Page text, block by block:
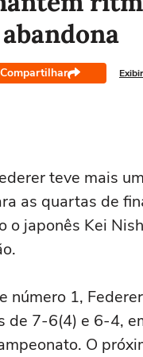
Compartilhar
teve mais
as quartas de
o japonês Kei
número 1,
de 7-6(4) e 6-4,
O